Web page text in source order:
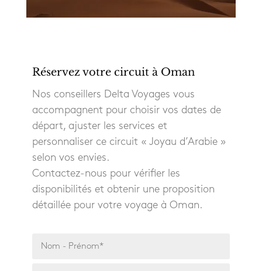
Réservez votre circuit à Oman
Nos conseillers Delta Voyages vous
accompagnent pour choisir vos dates de
départ, ajuster les services et
personnaliser ce circuit « Joyau d’Arabie »
selon vos envies.
Contactez-nous pour vérifier les
disponibilités et obtenir une proposition
détaillée pour votre voyage à Oman.